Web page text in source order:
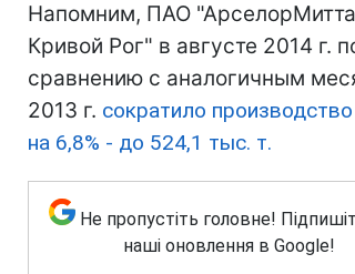
Напомним, ПАО
Кривой Рог" в августе 2014 г.
сравнению с аналогичным
2013 г. сократило
на 6,8% - до 524,1 тыс. т.
Не пропустіть головне!
наші оновлення в Google!